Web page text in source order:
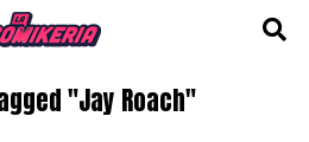
"Jay Roach"